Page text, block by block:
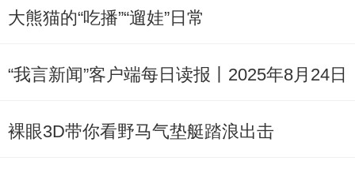
大熊猫的“吃播”“遛娃”日常
“我言新闻”客户端每日读报丨2025年8月24日
裸眼3D带你看野马气垫艇踏浪出击